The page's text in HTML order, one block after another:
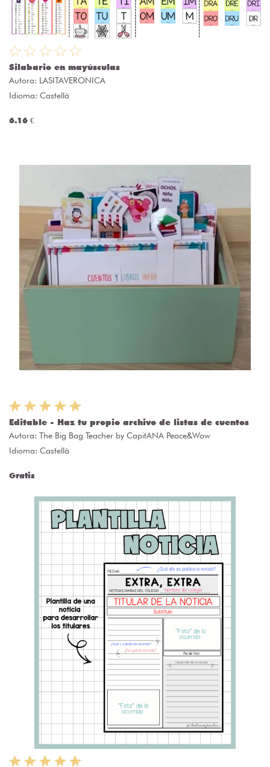
Silabario en mayúsculas
Autora: LASITAVERONICA
Idioma: Castellà
6.16 €
Editable - Haz tu propio archivo de listas de cuentos
Autora: The Big Bag Teacher by CapitANA Peace&Wow
Idioma: Castellà
Gratis